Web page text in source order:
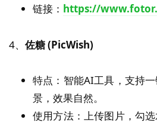
链接： https://
4、 佐糖 (PicWish)
特点：智能AI工具，支持
景，效果自然。
使用方法：上传图片，勾